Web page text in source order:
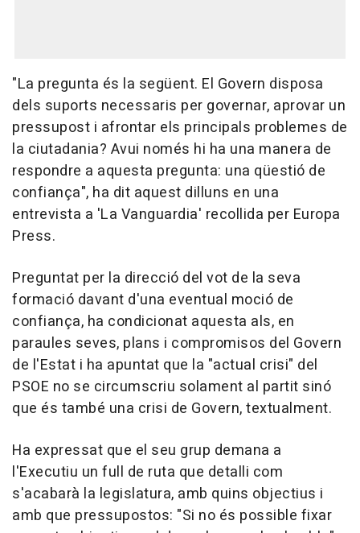
"La pregunta és la següent. El Govern disposa
dels suports necessaris per governar, aprovar un
pressupost i afrontar els principals problemes de
la ciutadania? Avui només hi ha una manera de
respondre a aquesta pregunta: una qüestió de
confiança", ha dit aquest dilluns en una
entrevista a 'La Vanguardia' recollida per Europa
Press.
Preguntat per la direcció del vot de la seva
formació davant d'una eventual moció de
confiança, ha condicionat aquesta als, en
paraules seves, plans i compromisos del Govern
de l'Estat i ha apuntat que la "actual crisi" del
PSOE no se circumscriu solament al partit sinó
que és també una crisi de Govern, textualment.
Ha expressat que el seu grup demana a
l'Executiu un full de ruta que detalli com
s'acabarà la legislatura, amb quins objectius i
amb que pressupostos: "Si no és possible fixar